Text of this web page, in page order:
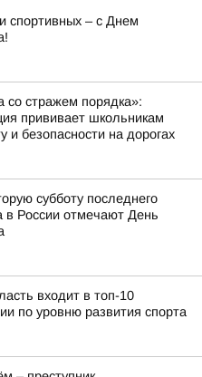
спортивных – с Днем
со стражем порядка»:
прививает школьникам
и безопасности на дорогах
субботу последнего
в России отмечают День
входит в топ-10
по уровню развития спорта